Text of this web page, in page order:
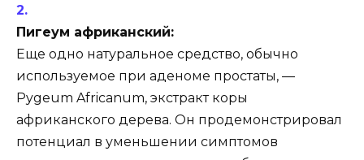
Пигеум африканский:
Еще одно натуральное средство, обычно
используемое при аденоме простаты, —
Pygeum Africanum, экстракт коры
африканского дерева. Он продемонстрировал
потенциал в уменьшении симптомов